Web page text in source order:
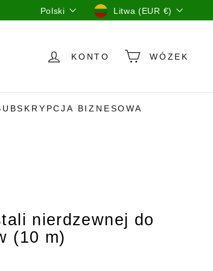
Polski
Waluta
Litwa (EUR €)
KONTO WÓZEK
BIZNESOWA
nierdzewnej do
(10 m)